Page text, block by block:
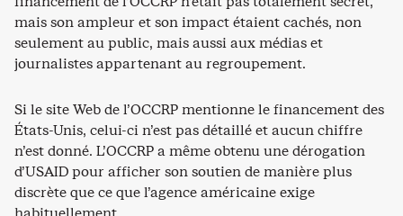
mais son ampleur et son impact étaient cachés, non
seulement au public, mais aussi aux médias et
journalistes appartenant au regroupement.
Si le site Web de l’OCCRP mentionne le financement des
États-Unis, celui-ci n’est pas détaillé et aucun chiffre
n’est donné. L’OCCRP a même obtenu une dérogation
d’USAID pour afficher son soutien de manière plus
discrète que ce que l’agence américaine exige